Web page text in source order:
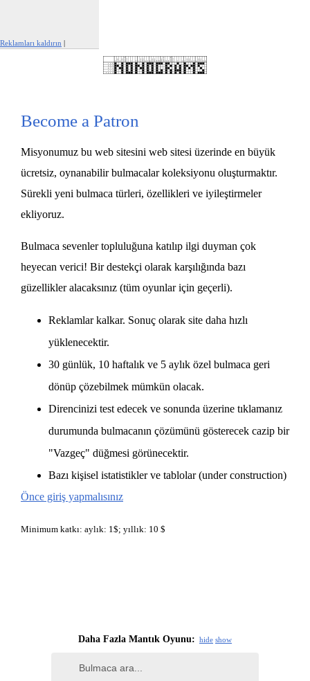
Reklamları kaldırın |
Become a Patron
Misyonumuz bu web sitesini web sitesi üzerinde en büyük
ücretsiz, oynanabilir bulmacalar koleksiyonu oluşturmaktır.
Sürekli yeni bulmaca türleri, özellikleri ve iyileştirmeler
ekliyoruz.
Bulmaca sevenler topluluğuna katılıp ilgi duyman çok
heyecan verici! Bir destekçi olarak karşılığında bazı
güzellikler alacaksınız (tüm oyunlar için geçerli).
Reklamlar kalkar. Sonuç olarak site daha hızlı
yüklenecektir.
30 günlük, 10 haftalık ve 5 aylık özel bulmaca geri
dönüp çözebilmek mümkün olacak.
Direncinizi test edecek ve sonunda üzerine tıklamanız
durumunda bulmacanın çözümünü gösterecek cazip bir
"Vazgeç" düğmesi görünecektir.
Bazı kişisel istatistikler ve tablolar (under construction)
Önce giriş yapmalısınız
Minimum katkı: aylık: 1$; yıllık: 10 $
Daha Fazla Mantık Oyunu: hide show